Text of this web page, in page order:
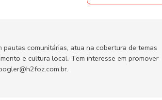
comunitárias, atua na cobertura de temas
e cultura local. Tem interesse em promover